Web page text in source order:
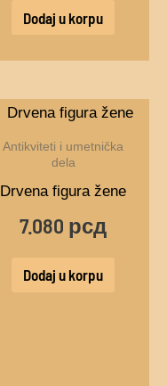
Dodaj u korpu
Antikviteti i umetnička
dela
Drvena figura žene
7.080 рсд
Dodaj u korpu